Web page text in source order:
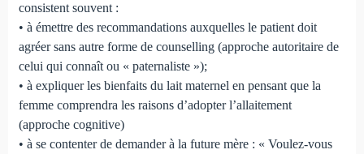
consistent souvent :
• à émettre des recommandations auxquelles le patient doit
agréer sans autre forme de counselling (approche autoritaire de
celui qui connaît ou « paternaliste »);
• à expliquer les bienfaits du lait maternel en pensant que la
femme comprendra les raisons d’adopter l’allaitement
(approche cognitive)
• à se contenter de demander à la future mère : « Voulez-vous